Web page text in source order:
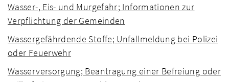
Wasser-, Eis- und Murgefahr; Informationen zur
Verpflichtung der Gemeinden
Wassergefährdende Stoffe; Unfallmeldung bei Polizei
oder Feuerwehr
Wasserversorgung; Beantragung einer Befreiung oder